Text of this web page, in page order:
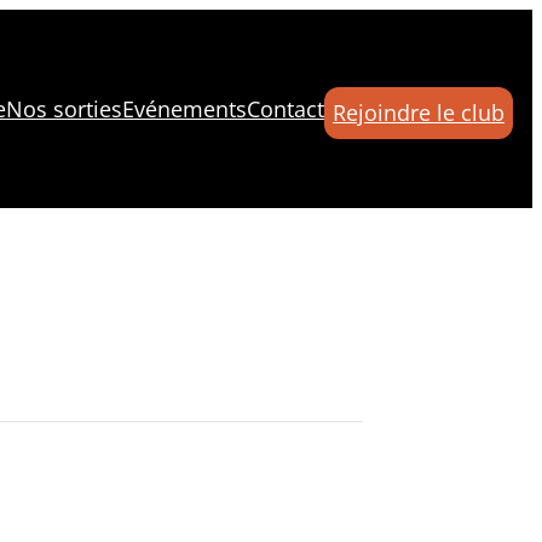
Nos sortiesEvénementsContact Rejoindre le club